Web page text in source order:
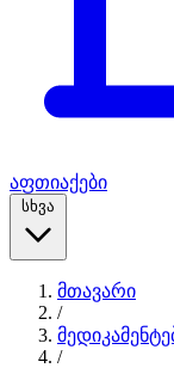
აფთიაქები
სხვა
მთავარი
/
/